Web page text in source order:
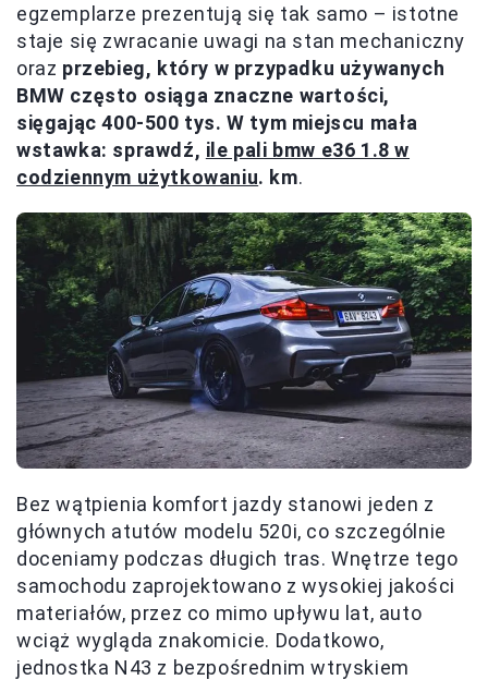
egzemplarze prezentują się tak samo – istotne
staje się zwracanie uwagi na stan mechaniczny
oraz przebieg, który w przypadku używanych
BMW często osiąga znaczne wartości,
sięgając 400-500 tys. W tym miejscu mała
wstawka: sprawdź, ile pali bmw e36 1.8 w
codziennym użytkowaniu. km.
Bez wątpienia komfort jazdy stanowi jeden z
głównych atutów modelu 520i, co szczególnie
doceniamy podczas długich tras. Wnętrze tego
samochodu zaprojektowano z wysokiej jakości
materiałów, przez co mimo upływu lat, auto
wciąż wygląda znakomicie. Dodatkowo,
jednostka N43 z bezpośrednim wtryskiem